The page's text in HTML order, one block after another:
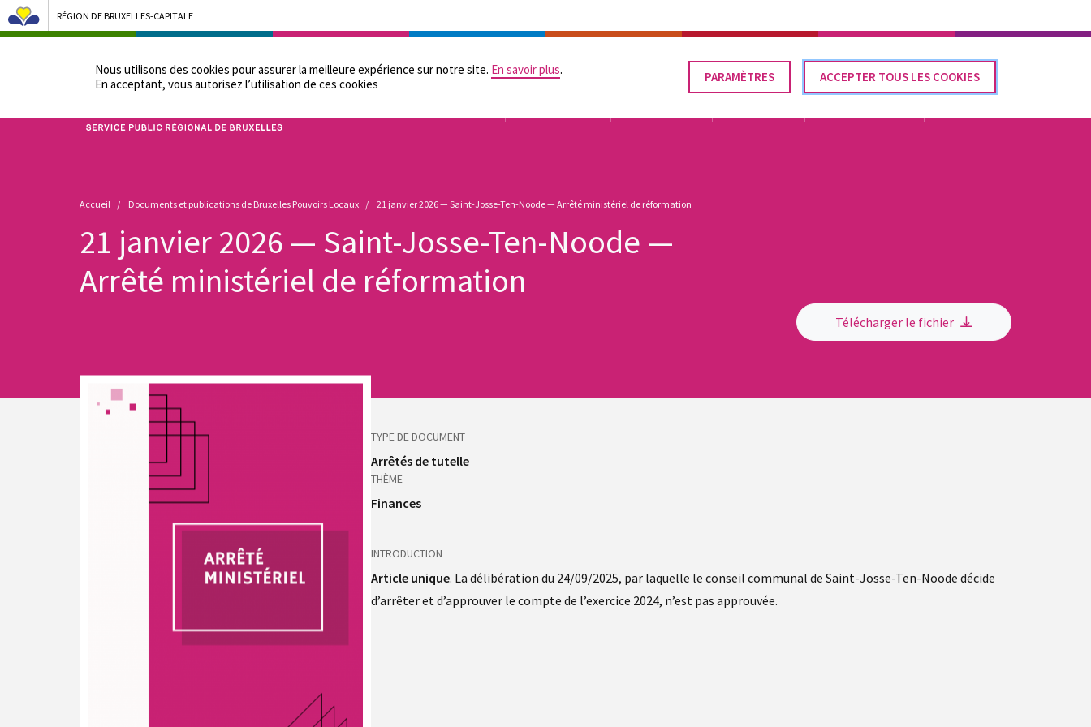
Nous utilisons des cookies pour assurer la meilleure expérience sur notre site. En savoir plus.
En acceptant, vous autorisez lʼutilisation de ces cookies
PARAMÈTRES ACCEPTER TOUS LES COOKIES
RETIRER
LE
RÉGION DE BRUXELLES-CAPITALE
Bruxelles Pouvoirs Locaux - Aller à la page d'accueil
NOTRE ADMINISTRATION ÉGALITÉ DES CHANCES CONTACT FR Élections communales 2024
Fil
d'Ariane
Accueil Documents et publications de Bruxelles Pouvoirs Locaux 21 janvier 2026 — Saint-Josse-Ten-Noode — Arrêté ministériel de réformation
21 janvier 2026 — Saint-Josse-Ten-Noode —
Arrêté ministériel de réformation
Télécharger le fichier
TYPE DE DOCUMENT
Arrêtés de tutelle
THÈME
Finances
INTRODUCTION
Article unique. La délibération du 24/09/2025, par laquelle le conseil communal de Saint-Josse-Ten-Noode décide
d’arrêter et d’approuver le compte de l’exercice 2024, n’est pas approuvée.